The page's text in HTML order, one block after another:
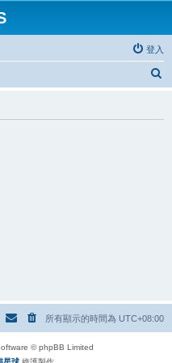
登入
所有顯示的時間為 UTC+08:00
© phpBB Limited